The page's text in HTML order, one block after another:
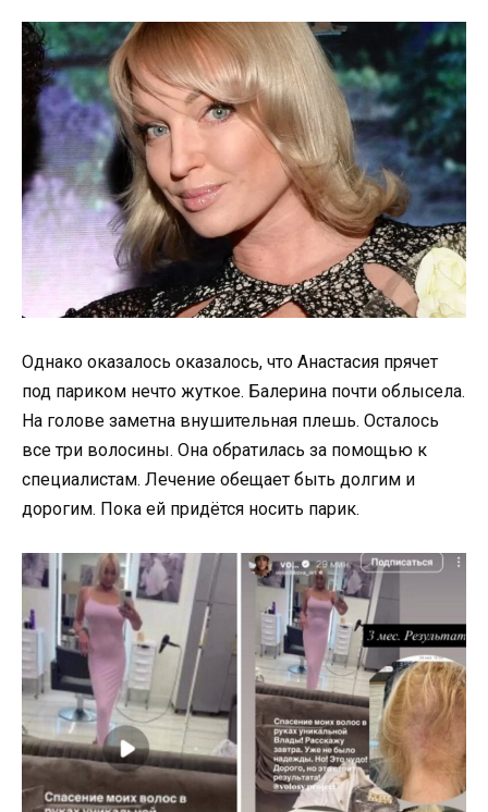
Однако оказалось оказалось, что Анастасия прячет
под париком нечто жуткое. Балерина почти облысела.
На голове заметна внушительная плешь. Осталось
все три волосины. Она обратилась за помощью к
специалистам. Лечение обещает быть долгим и
дорогим. Пока ей придётся носить парик.